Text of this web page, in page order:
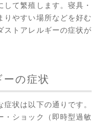
て繁殖します。寝具・
りやすい場所などを好む
ストアレルギーの症状が
の症状
状は以下の通りです。
・ショック（即時型過敏